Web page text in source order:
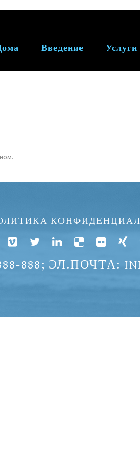
Введение Услуги
888; ЭЛ.ПОЧТА: